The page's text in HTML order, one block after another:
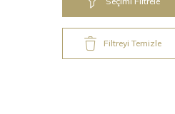
Filtreyi Temizle